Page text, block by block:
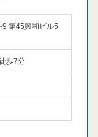
第45興和ビル5
歩7分